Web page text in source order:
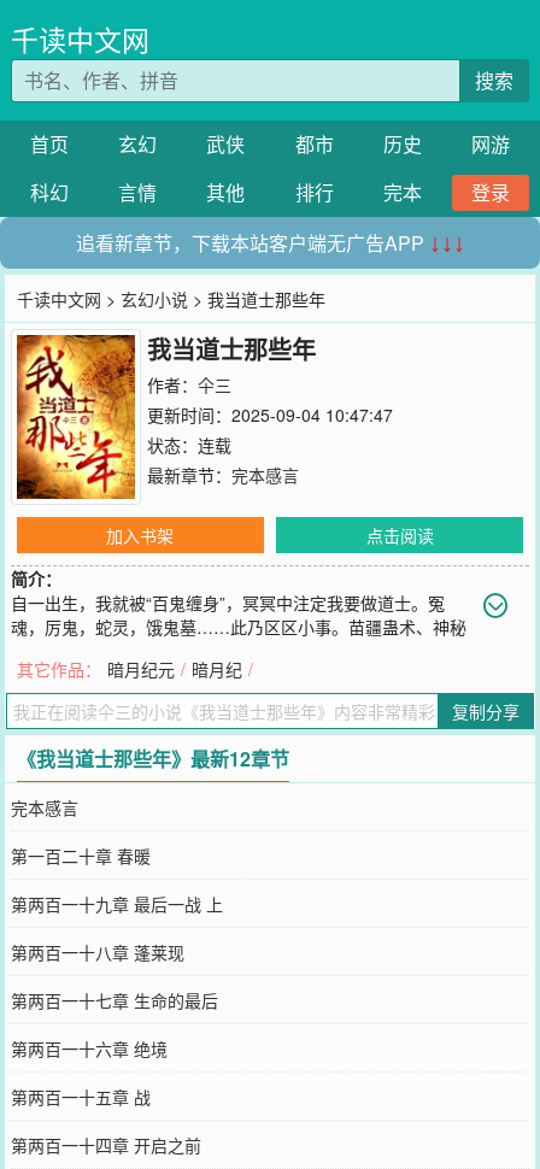
千读中文网
搜索
首页 玄幻 武侠 都市 历史
网游
科幻
言情 其他 排行 完本
登录
追看新章节，下载本站客户端无广告APP ↓↓↓
千读中文网 >玄幻小说 > 我当道士那些年
我当道士那些年
作者： 仐三
更新时间：2025-09-04 10:47:47
状态：连载
最新章节： 完本感言
加入书架
点击阅读
简介：
自一出生，我就被“百鬼缠身”，冥冥中注定我要做道士。冤
魂，厉鬼，蛇灵，饿鬼墓……此乃区区小事。苗疆蛊术、神秘
术玄学山、医、命、卜、相依次掀开神秘面纱……道家源流传承千
年，未必一切只是传说，我当道士那些年，为您揭开一个神秘未知的
道家世界！------------------------------------------------以后这里将成为首
发地址，最新章节内容在这里首发。感谢天涯等地跟过来的众多朋
友，希望大家花费一分钟的时间帮忙注册个账号，多多点击一下章
节，封面下方有个“推荐票”，每位注册用户每天都有一票的，希望大
家每天都投一下，谢谢大家支持！
您要是觉得《 我当道士那些年
博微信里的朋友推荐哦！
其它作品： 暗月纪元 / 暗月纪 /
复制分享
《我当道士那些年》最新12章节
完本感言
第一百二十章 春暖
第两百一十九章 最后一战 上
第两百一十八章 蓬莱现
第两百一十七章 生命的最后
第两百一十六章 绝境
第两百一十五章 战
第两百一十四章 开启之前